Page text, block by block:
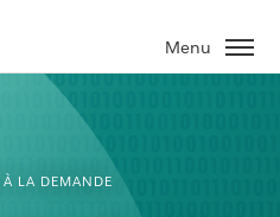
Menu
LA DEMANDE